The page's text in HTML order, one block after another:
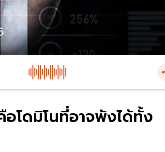
โดมิโนที่อาจพังได้ทั้ง